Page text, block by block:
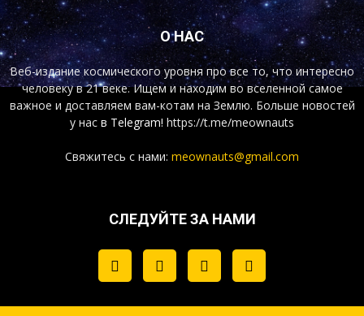
О НАС
Веб-издание космического уровня про все то, что интересно
человеку в 21 веке. Ищем и находим во вселенной самое
важное и доставляем вам-котам на Землю. Больше новостей
у нас в Telegram! https://t.me/meownauts
Свяжитесь с нами: meownauts@gmail.com
СЛЕДУЙТЕ ЗА НАМИ